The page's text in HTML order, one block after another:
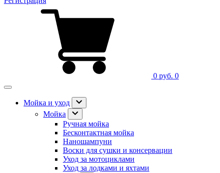
0 руб. 0
Мойка и уход
Мойка
Ручная мойка
Бесконтактная мойка
Наношампуни
Воски для сушки и консервации
Уход за мотоциклами
Уход за лодками и яхтами